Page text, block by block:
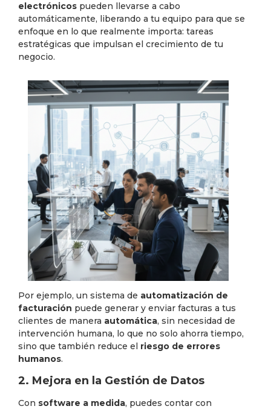
electrónicos pueden llevarse a cabo
automáticamente, liberando a tu equipo para que se
enfoque en lo que realmente importa: tareas
estratégicas que impulsan el crecimiento de tu
negocio.
Por ejemplo, un sistema de automatización de
facturación puede generar y enviar facturas a tus
clientes de manera automática, sin necesidad de
intervención humana, lo que no solo ahorra tiempo,
sino que también reduce el riesgo de errores
humanos.
2. Mejora en la Gestión de Datos
Con software a medida, puedes contar con